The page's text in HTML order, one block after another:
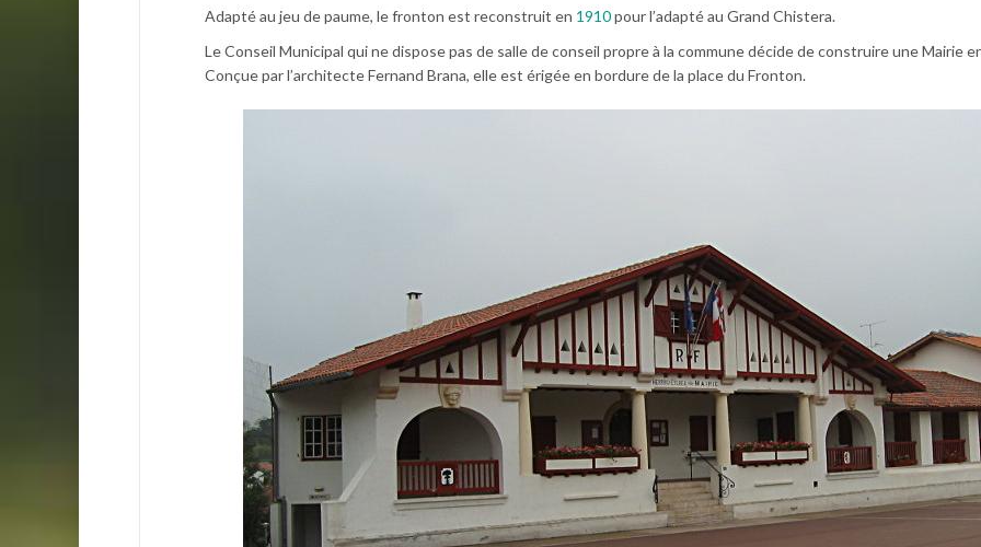
Adapté au jeu de paume, le fronton est reconstruit en 1910pour l’adapté au Grand Chistera.
Le Conseil Municipal qui ne dispose pas de salle de conseil propre à la commune décide de construire une Mairie
Conçue par l’architecte Fernand Brana, elle est érigée en bordure de la place du Fronton.